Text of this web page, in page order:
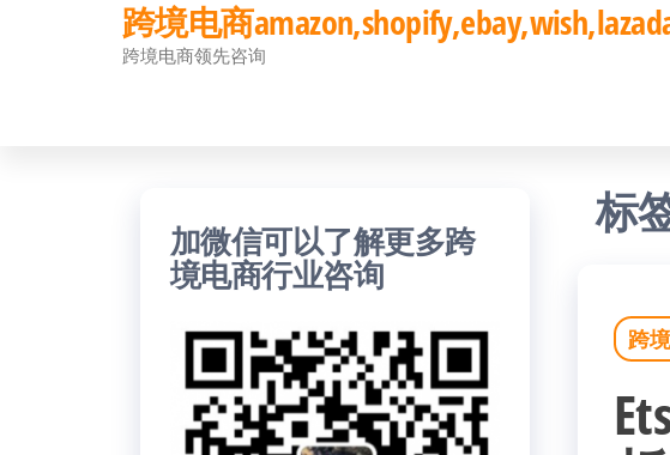
跨境电商
跨境电商领先咨询
标
跨
加微信可以了解更多跨
境电商行业咨询